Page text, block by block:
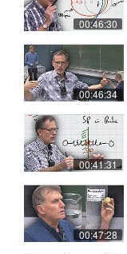
00:46:30
00:46:34
00:41:31
00:47:28